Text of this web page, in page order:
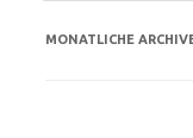
MONATLICHE